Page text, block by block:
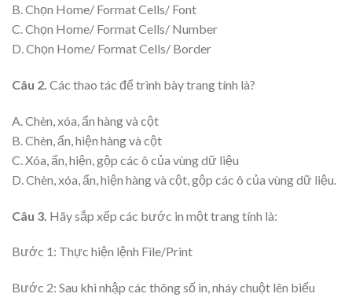
B. Chọn Home/ Format Cells/ Font
C. Chọn Home/ Format Cells/ Number
D. Chọn Home/ Format Cells/ Border
Câu 2. Các thao tác để trình bày trang tính là?
A. Chèn, xóa, ẩn hàng và cột
B. Chèn, ẩn, hiện hàng và cột
C. Xóa, ẩn, hiện, gộp các ô của vùng dữ liệu
D. Chèn, xóa, ẩn, hiện hàng và cột, gộp các ô của vùng dữ liệu.
Câu 3. Hãy sắp xếp các bước in một trang tính là:
Bước 1: Thực hiện lệnh File/Print
Bước 2: Sau khi nhập các thông số in, nháy chuột lên biểu